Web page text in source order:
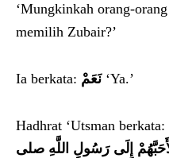
‘Mungkinkah orang-
memilih Zubair?’
Ia berkata: نَعَمْ‘Ya.’
Hadhrat ‘Utsman berkata:
إِلَى رَسُولِ اللَّهِ صلى